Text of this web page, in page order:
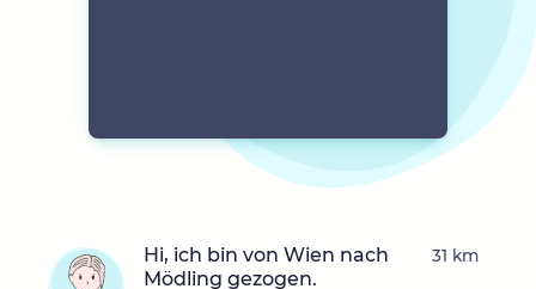
Hi, ich bin von Wien nach
Mödling gezogen.
31 km